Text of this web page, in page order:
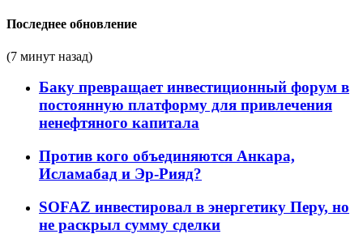
Последнее обновление
(7 минут назад)
Баку превращает инвестиционный форум в
постоянную платформу для привлечения
ненефтяного капитала
Против кого объединяются Анкара,
Исламабад и Эр-Рияд?
SOFAZ инвестировал в энергетику Перу, но
не раскрыл сумму сделки